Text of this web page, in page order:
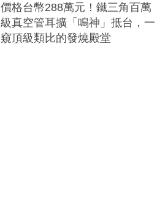
價格台幣288萬元！鐵三角百萬
級真空管耳擴「鳴神」抵台，一
窺頂級類比的發燒殿堂